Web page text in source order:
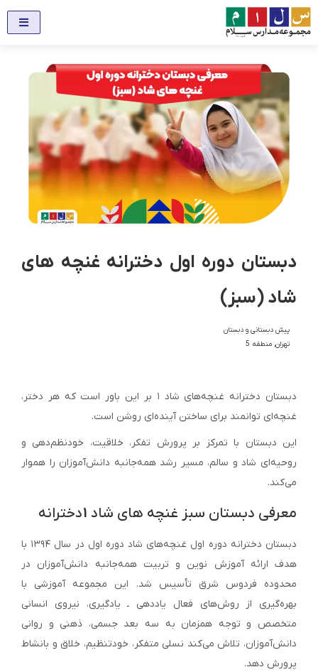
دبستان دوره اول دخترانه غنچه های
شاد (سبز)
پیش دبستانی و دبستان
تهران, منطقه 5
دبستان دخترانه غنچه‌های شاد ۱ بر این باور است که هر دختر،
غنچه‌ای توانمند برای ساختن آینده‌ای روشن است.
این دبستان با تمرکز بر پرورش تفکر، خلاقیت، خودنظم‌دهی و
روحیه‌ای شاد و سالم، مسیر رشد همه‌جانبه دانش‌آموزان را هموار
می‌کند.
معرفی دبستان سبز غنچه های شاد ۱دخترانه
دبستان دخترانه دوره اول غنچه‌های شاد دوره اول در سال ۱۳۹۴ با
هدف ارائه آموزش نوین و تربیت همه‌جانبه دانش‌آموزان در
محدوده فردوس شرق تأسیس شد. این مجموعه آموزشی با
بهره‌گیری از روش‌های فعال یاددهی ـ یادگیری، نیروی انسانی
متخصص و توجه همزمان به سه بعد جسمی، ذهنی و روانی
دانش‌آموزان، تلاش می‌کند نسلی متفکر، خودتنظیم، خلاق و بانشاط
پرورش دهد.